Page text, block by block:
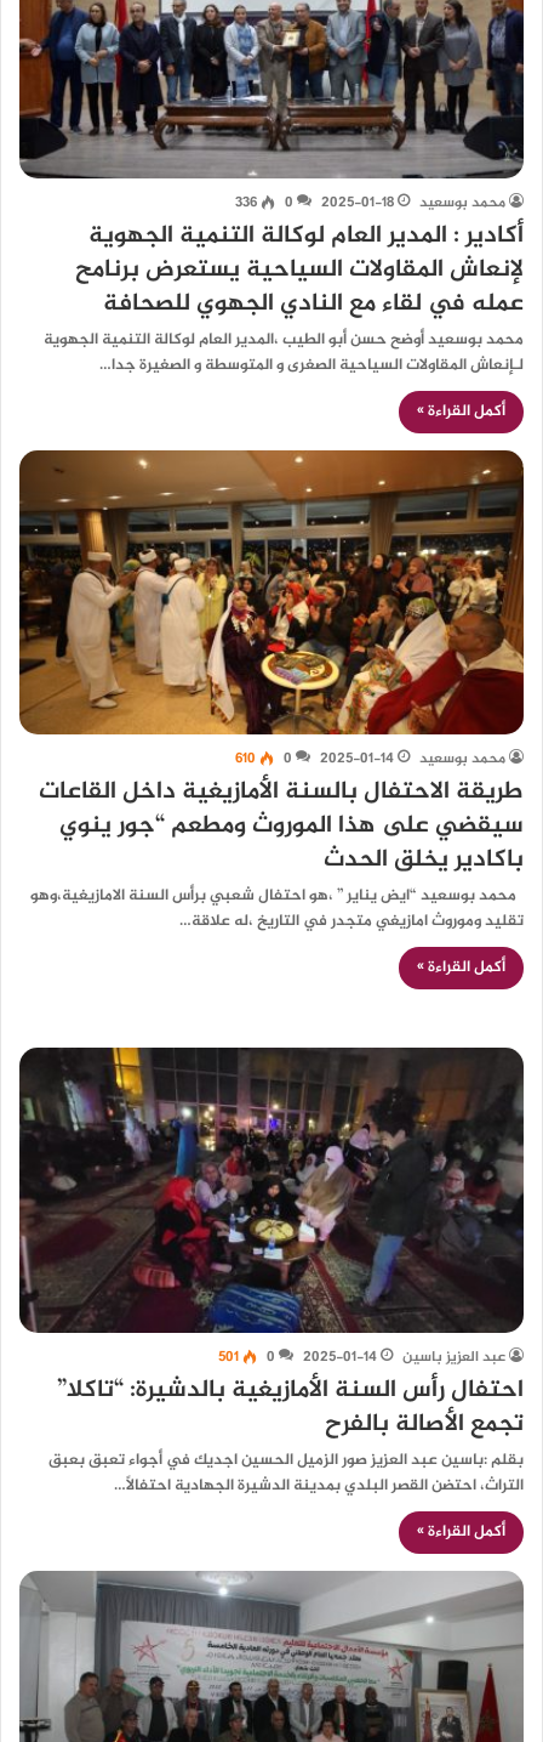
محمد بوسعيد 2025-01-18
0
336
أكادير : المدير العام لوكالة التنمية الجهوية
لإنعاش المقاولات السياحية يستعرض برنامح
عمله في لقاء مع النادي الجهوي للصحافة
محمد بوسعيد أوضح حسن أبو الطيب ،المدير العام لوكالة التنمية الجهوية
لـإنعاش المقاولات السياحية الصغرى و المتوسطة و الصغيرة جدا…
أكمل القراءة »
محمد بوسعيد 2025-01-14
0
610
طريقة الاحتفال بالسنة الأمازيغية داخل القاعات
سيقضي على هذا الموروث ومطعم “جور ينوي
باكادير يخلق الحدث
محمد بوسعيد “ايض يناير ” ،هو احتفال شعبي برأس السنة الامازيغية،وهو
تقليد وموروث امازيغي متجدر في التاريخ ،له علاقة…
أكمل القراءة »
عبد العزيز باسين 2025-01-14
0
501
احتفال رأس السنة الأمازيغية بالدشيرة: “تاكلا”
تجمع الأصالة بالفرح
بقلم :باسين عبد العزيز صور الزميل الحسين اجديك في أجواء تعبق بعبق
التراث، احتضن القصر البلدي بمدينة الدشيرة الجهادية احتفالاً…
أكمل القراءة »